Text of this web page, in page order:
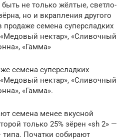
быть не только жёлтые, светло-
но и вкрапления другого
продаже семена суперсладких
нектар», «Сливочный
«Гамма»
семена суперсладких
нектар», «Сливочный
«Гамма».
семена менее вкусной
только 25% зёрен «sh 2» —
типа. Початки собирают